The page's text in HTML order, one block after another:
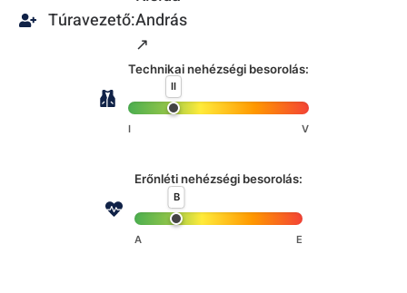
Túravezető:András
↗
Technikai nehézségi besorolás:
II
I V
Erőnléti nehézségi besorolás:
B
A E